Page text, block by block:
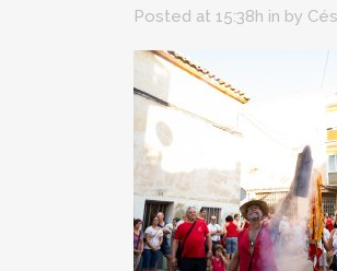
Posted at 15:38h in by